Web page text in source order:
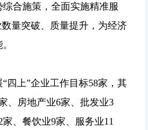
合施策，全面实施精准服
量突破、质量提升，为经济
蓄能。
上”企业工作目标58家，其
、房地产业6家、批发业3
、餐饮业9家、服务业11